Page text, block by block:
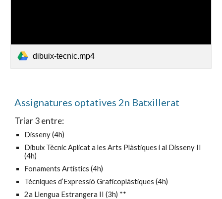
dibuix-tecnic.mp4
Assignatures optatives 2n Batxillerat
Triar 3 entre:
Disseny (4h)
Dibuix Tècnic Aplicat a les Arts Plàstiques i al Disseny II
(4h)
Fonaments Artístics (4h)
Tècniques d’Expressió Graficoplàstiques (4h)
2a Llengua Estrangera II (3h) **